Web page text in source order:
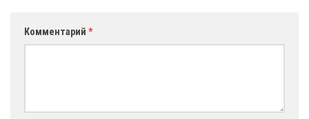
Комментарий *